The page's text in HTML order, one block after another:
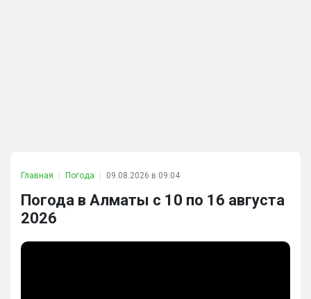
Главная Погода 09.08.2026 в 09:04
Погода в Алматы с 10 по 16 августа
2026